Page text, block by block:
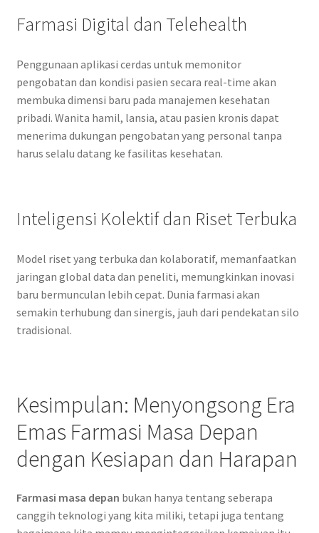
Farmasi Digital dan Telehealth
Penggunaan aplikasi cerdas untuk memonitor
pengobatan dan kondisi pasien secara real-time akan
membuka dimensi baru pada manajemen kesehatan
pribadi. Wanita hamil, lansia, atau pasien kronis dapat
menerima dukungan pengobatan yang personal tanpa
harus selalu datang ke fasilitas kesehatan.
Inteligensi Kolektif dan Riset Terbuka
Model riset yang terbuka dan kolaboratif, memanfaatkan
jaringan global data dan peneliti, memungkinkan inovasi
baru bermunculan lebih cepat. Dunia farmasi akan
semakin terhubung dan sinergis, jauh dari pendekatan silo
tradisional.
Kesimpulan: Menyongsong Era
Emas Farmasi Masa Depan
dengan Kesiapan dan Harapan
Farmasi masa depan bukan hanya tentang seberapa
canggih teknologi yang kita miliki, tetapi juga tentang